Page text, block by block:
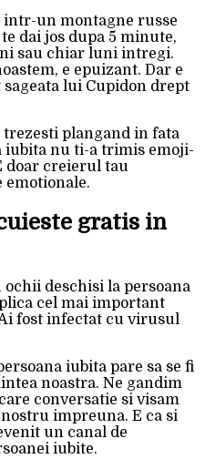
intr-un montagne russe
dai jos dupa 5 minute,
sau chiar luni intregi.
e epuizant. Dar e
lui Cupidon drept
trezesti plangand in fata
iubita nu ti-a trimis emoji-
doar creierul tau
emotionale.
gratis in
deschisi la persoana
cel mai important
fost infectat cu virusul
iubita pare sa se fi
noastra. Ne gandim
conversatie si visam
impreuna. E ca si
un canal de
iubite.